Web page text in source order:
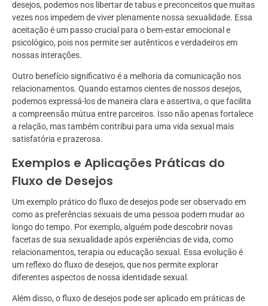
desejos, podemos nos libertar de tabus e preconceitos que muitas
vezes nos impedem de viver plenamente nossa sexualidade. Essa
aceitação é um passo crucial para o bem-estar emocional e
psicológico, pois nos permite ser autênticos e verdadeiros em
nossas interações.
Outro benefício significativo é a melhoria da comunicação nos
relacionamentos. Quando estamos cientes de nossos desejos,
podemos expressá-los de maneira clara e assertiva, o que facilita
a compreensão mútua entre parceiros. Isso não apenas fortalece
a relação, mas também contribui para uma vida sexual mais
satisfatória e prazerosa.
Exemplos e Aplicações Práticas do
Fluxo de Desejos
Um exemplo prático do fluxo de desejos pode ser observado em
como as preferências sexuais de uma pessoa podem mudar ao
longo do tempo. Por exemplo, alguém pode descobrir novas
facetas de sua sexualidade após experiências de vida, como
relacionamentos, terapia ou educação sexual. Essa evolução é
um reflexo do fluxo de desejos, que nos permite explorar
diferentes aspectos de nossa identidade sexual.
Além disso, o fluxo de desejos pode ser aplicado em práticas de